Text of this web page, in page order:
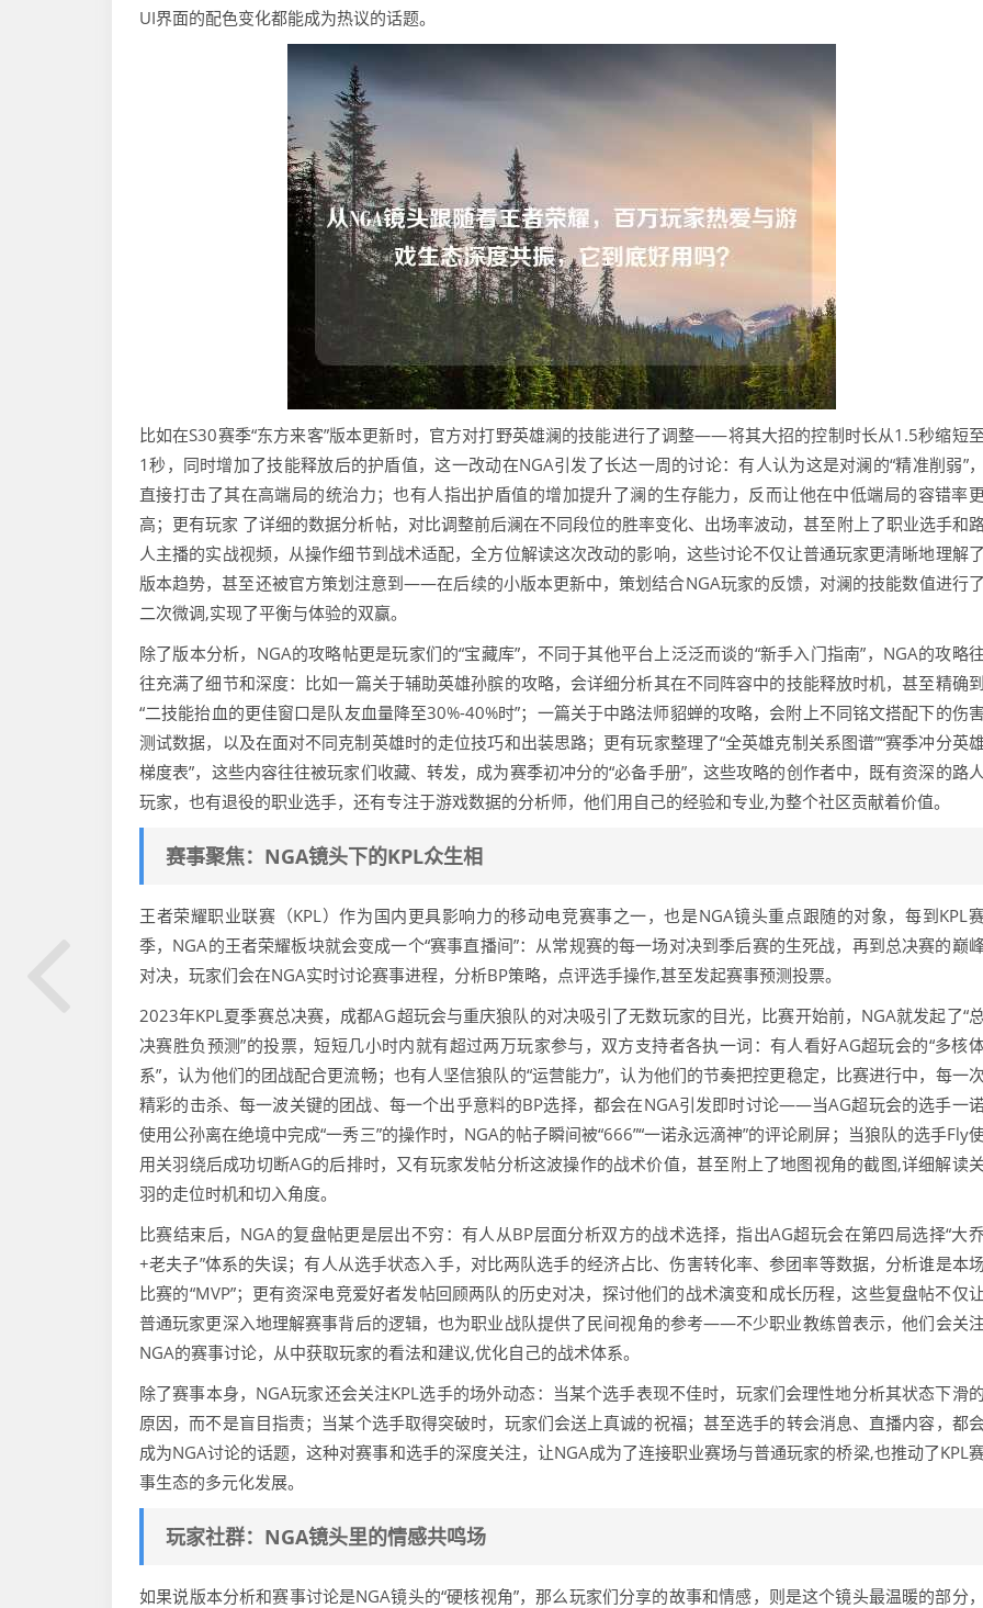
UI界面的配色变化都能成为热议的话题。
比如在S30赛季“东方来客”版本更新时，官方对打野英雄澜的技能进行了调整——将其大招的控制时长从1.5秒缩短至
1秒，同时增加了技能释放后的护盾值，这一改动在NGA引发了长达一周的讨论：有人认为这是对澜的“精准削弱”，
直接打击了其在高端局的统治力；也有人指出护盾值的增加提升了澜的生存能力，反而让他在中低端局的容错率更
高；更有玩家 了详细的数据分析帖，对比调整前后澜在不同段位的胜率变化、出场率波动，甚至附上了职业选手和
人主播的实战视频，从操作细节到战术适配，全方位解读这次改动的影响，这些讨论不仅让普通玩家更清晰地理解了
版本趋势，甚至还被官方策划注意到——在后续的小版本更新中，策划结合NGA玩家的反馈，对澜的技能数值进行了
二次微调,实现了平衡与体验的双赢。
除了版本分析，NGA的攻略帖更是玩家们的“宝藏库”，不同于其他平台上泛泛而谈的“新手入门指南”，NGA的攻略往
往充满了细节和深度：比如一篇关于辅助英雄孙膑的攻略，会详细分析其在不同阵容中的技能释放时机，甚至精确到
“二技能抬血的更佳窗口是队友血量降至30%-40%时”；一篇关于中路法师貂蝉的攻略，会附上不同铭文搭配下的伤害
测试数据，以及在面对不同克制英雄时的走位技巧和出装思路；更有玩家整理了“全英雄克制关系图谱”“赛季冲分英雄
梯度表”，这些内容往往被玩家们收藏、转发，成为赛季初冲分的“必备手册”，这些攻略的创作者中，既有资深的路人
玩家，也有退役的职业选手，还有专注于游戏数据的分析师，他们用自己的经验和专业,为整个社区贡献着价值。
赛事聚焦：NGA镜头下的KPL众生相
王者荣耀职业联赛（KPL）作为国内更具影响力的移动电竞赛事之一，也是NGA镜头重点跟随的对象，每到KPL
季，NGA的王者荣耀板块就会变成一个“赛事直播间”：从常规赛的每一场对决到季后赛的生死战，再到总决赛的巅
对决，玩家们会在NGA实时讨论赛事进程，分析BP策略，点评选手操作,甚至发起赛事预测投票。
2023年KPL夏季赛总决赛，成都AG超玩会与重庆狼队的对决吸引了无数玩家的目光，比赛开始前，NGA就发起了“总
决赛胜负预测”的投票，短短几小时内就有超过两万玩家参与，双方支持者各执一词：有人看好AG超玩会的“多核
系”，认为他们的团战配合更流畅；也有人坚信狼队的“运营能力”，认为他们的节奏把控更稳定，比赛进行中，每一次
精彩的击杀、每一波关键的团战、每一个出乎意料的BP选择，都会在NGA引发即时讨论——当AG超玩会的选手一
使用公孙离在绝境中完成“一秀三”的操作时，NGA的帖子瞬间被“666”“一诺永远滴神”的评论刷屏；当狼队的选手Fly
用关羽绕后成功切断AG的后排时，又有玩家发帖分析这波操作的战术价值，甚至附上了地图视角的截图,详细解读关
羽的走位时机和切入角度。
比赛结束后，NGA的复盘帖更是层出不穷：有人从BP层面分析双方的战术选择，指出AG超玩会在第四局选择“大
+老夫子”体系的失误；有人从选手状态入手，对比两队选手的经济占比、伤害转化率、参团率等数据，分析谁是本场
比赛的“MVP”；更有资深电竞爱好者发帖回顾两队的历史对决，探讨他们的战术演变和成长历程，这些复盘帖不仅让
普通玩家更深入地理解赛事背后的逻辑，也为职业战队提供了民间视角的参考——不少职业教练曾表示，他们会关注
NGA的赛事讨论，从中获取玩家的看法和建议,优化自己的战术体系。
除了赛事本身，NGA玩家还会关注KPL选手的场外动态：当某个选手表现不佳时，玩家们会理性地分析其状态下滑的
原因，而不是盲目指责；当某个选手取得突破时，玩家们会送上真诚的祝福；甚至选手的转会消息、直播内容，都
成为NGA讨论的话题，这种对赛事和选手的深度关注，让NGA成为了连接职业赛场与普通玩家的桥梁,也推动了KPL
事生态的多元化发展。
玩家社群：NGA镜头里的情感共鸣场
如果说版本分析和赛事讨论是NGA镜头的“硬核视角”，那么玩家们分享的故事和情感，则是这个镜头最温暖的部分，